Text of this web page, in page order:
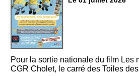
Pour la sortie nationale du film Les
CGR Cholet, le carré des Toiles